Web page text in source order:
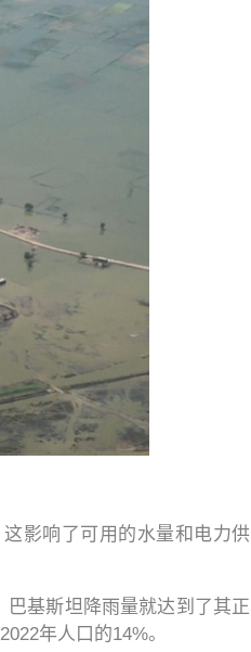
影响了可用的水量和电力供
基斯坦降雨量就达到了其正
年人口的14%。